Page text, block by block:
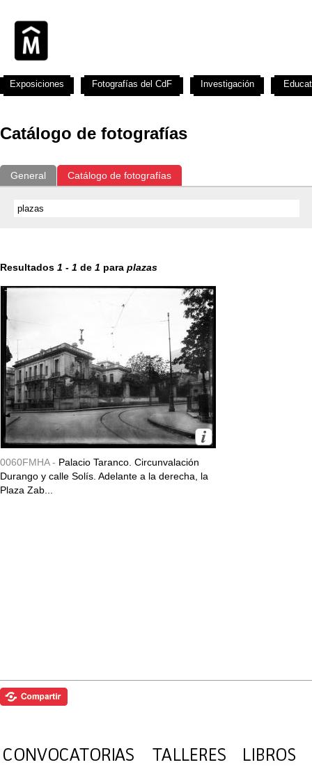
Catálogo de fotografías
General Catálogo de fotografías
Resultados 1 - 1 de 1 para plazas
0060FMHA - Palacio Taranco. Circunvalación
Durango y calle Solís. Adelante a la derecha, la
Plaza Zab...
Exposiciones Fotografías del CdF Investigación